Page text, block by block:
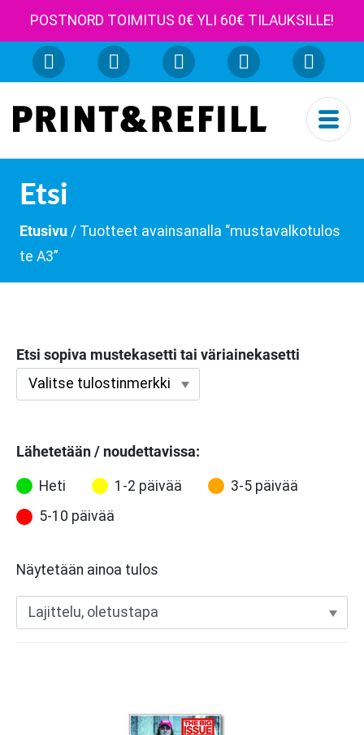
POSTNORD TOIMITUS 0€ YLI 60€ TILAUKSILLE!
Etsi
Etusivu / Tuotteet avainsanalla “mustavalkotulos
te A3”
Etsi sopiva mustekasetti tai väriainekasetti
Lähetetään / noudettavissa:
Heti 1-2 päivää
3-5 päivää
5-10 päivää
Näytetään ainoa tulos